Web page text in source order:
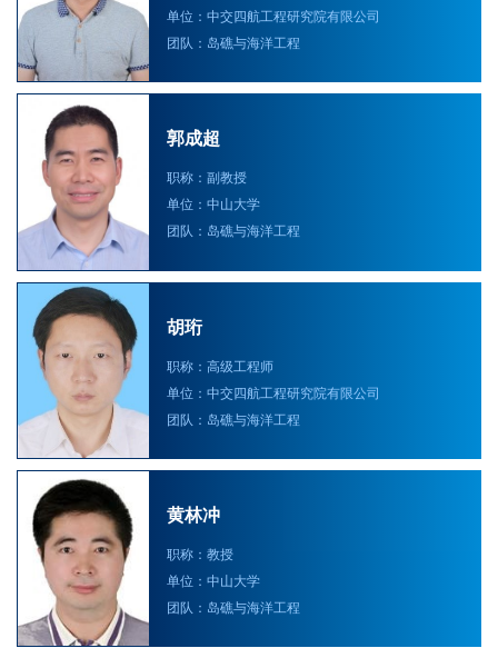
单位：中交四航工程研究院有限公司
团队：岛礁与海洋工程
郭成超
职称：副教授
单位：中山大学
团队：岛礁与海洋工程
胡珩
职称：高级工程师
单位：中交四航工程研究院有限公司
团队：岛礁与海洋工程
黄林冲
职称：教授
单位：中山大学
团队：岛礁与海洋工程